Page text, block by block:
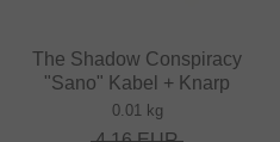
The Shadow Conspiracy
"Sano" Kabel + Knarp
0.01 kg